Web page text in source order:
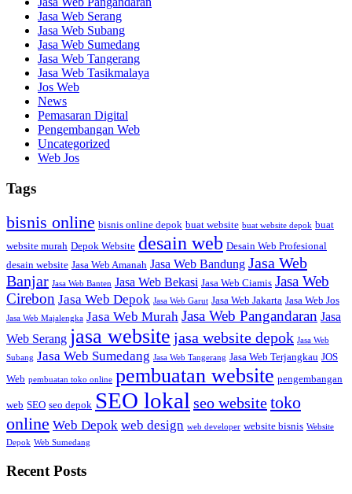
Jasa Web Serang
Jasa Web Subang
Jasa Web Sumedang
Jasa Web Tangerang
Jasa Web Tasikmalaya
Jos Web
News
Pemasaran Digital
Pengembangan Web
Uncategorized
Web Jos
Tags
bisnis online bisnis online depok buat website buat website depok buat
website murah Depok Website desain web Desain Web Profesional
desain website Jasa Web Amanah Jasa Web Bandung Jasa Web
Banjar Jasa Web Banten Jasa Web Bekasi Jasa Web Ciamis Jasa Web
Cirebon Jasa Web Depok Jasa Web Garut Jasa Web Jakarta Jasa Web Jos
Jasa Web Majalengka Jasa Web Murah Jasa Web Pangandaran Jasa
Web Serang jasa website jasa website depok Jasa Web
Subang Jasa Web Sumedang Jasa Web Tangerang Jasa Web Terjangkau JOS
Web pembuatan toko online pembuatan website pengembangan
web SEO seo depok SEO lokal seo websitetoko
online Web Depok web design web developer website bisnis Website
Depok Web Sumedang
Recent Posts